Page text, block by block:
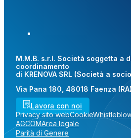
M.M.B. s.r.l. Società soggetta a
coordinamento
di KRENOVA SRL (Società a
Via Pana 180, 48018 Faenza
Lavora con noi
Privacy sito webCookie
AGCOMArea legale
Parità di Genere